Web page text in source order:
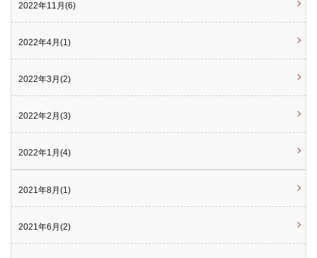
2022年11月(6)
2022年4月(1)
2022年3月(2)
2022年2月(3)
2022年1月(4)
2021年8月(1)
2021年6月(2)